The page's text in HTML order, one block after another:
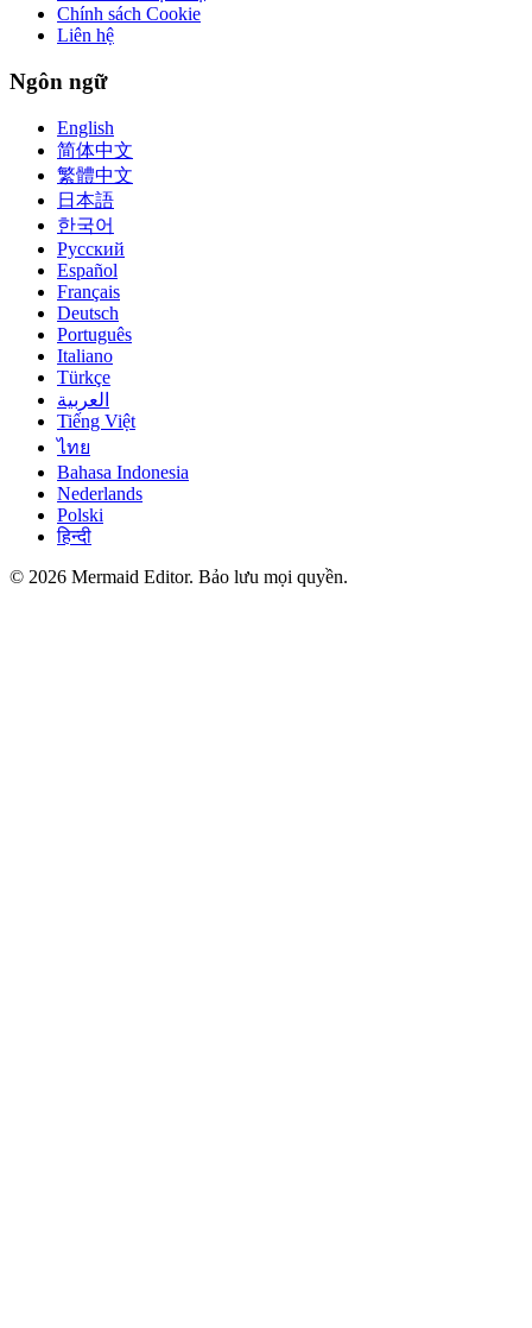
Chính sách Cookie
Liên hệ
Ngôn ngữ
English
简体中文
繁體中文
日本語
한국어
Русский
Español
Français
Deutsch
Português
Italiano
Türkçe
العربية
Tiếng Việt
ไทย
Bahasa Indonesia
Nederlands
Polski
हिन्दी
© 2026 Mermaid Editor. Bảo lưu mọi quyền.